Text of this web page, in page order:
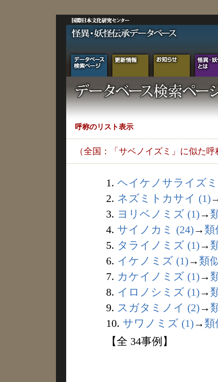
呼称のリスト表示
（全国：「サベノイズミ」に似た呼
1. ヘイケノサライズ
2. ネズミトカサイ (1)
3. ヨリベノミズ (1)→
4. サイノカミ (24)→ 類
5. タライノミズ (1)→
6. イケノミズ (1)→ 類
7. カケイノミズ (1)→
8. イロノシミズ (1)→
9. スガタミノイ (2)→
10. サワノミズ (1)→ 類
【全 34事例】